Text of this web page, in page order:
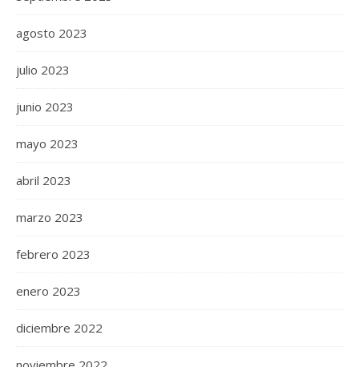
agosto 2023
julio 2023
junio 2023
mayo 2023
abril 2023
marzo 2023
febrero 2023
enero 2023
diciembre 2022